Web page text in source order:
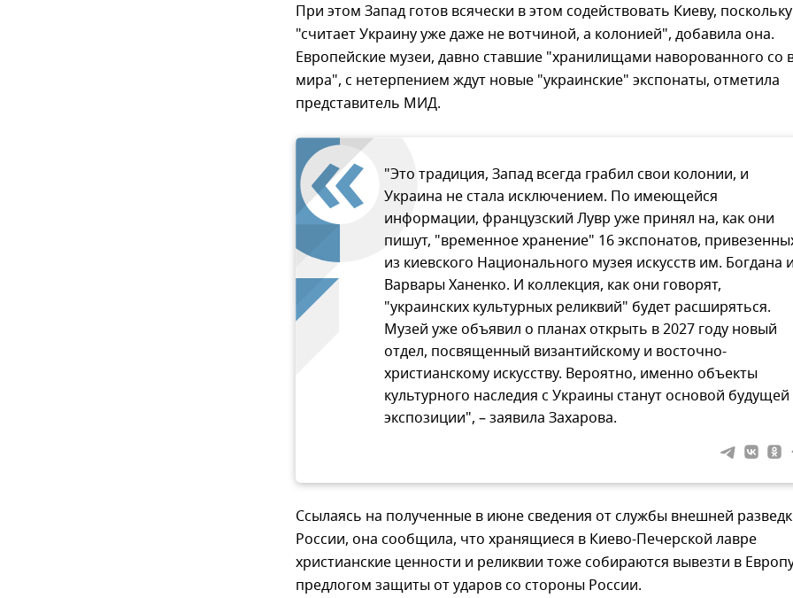
При этом Запад готов всячески в этом содействовать Киеву, поскольку
"считает Украину уже даже не вотчиной, а колонией", добавила она.
Европейские музеи, давно ставшие "хранилищами наворованного со
мира", с нетерпением ждут новые "украинские" экспонаты, отметила
представитель МИД.
"Это традиция, Запад всегда грабил свои колонии, и
Украина не стала исключением. По имеющейся
информации, французский Лувр уже принял на, как они
пишут, "временное хранение" 16 экспонатов,
из киевского Национального музея искусств им. Богдана и
Варвары Ханенко. И коллекция, как они говорят,
"украинских культурных реликвий" будет расширяться.
Музей уже объявил о планах открыть в 2027 году новый
отдел, посвященный византийскому и восточно-
христианскому искусству. Вероятно, именно объекты
культурного наследия с Украины станут основой будущей
экспозиции", – заявила Захарова.
Ссылаясь на полученные в июне сведения от службы внешней
России, она сообщила, что хранящиеся в Киево-Печерской лавре
христианские ценности и реликвии тоже собираются вывезти в
предлогом защиты от ударов со стороны России.